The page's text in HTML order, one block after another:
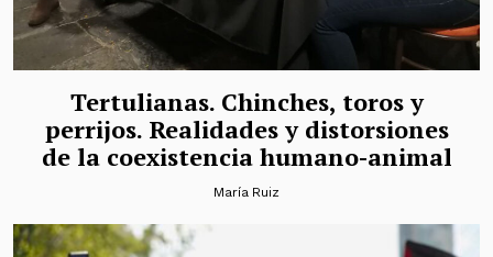
Tertulianas. Chinches, toros y
perrijos. Realidades y distorsiones
de la coexistencia humano-animal
María Ruiz